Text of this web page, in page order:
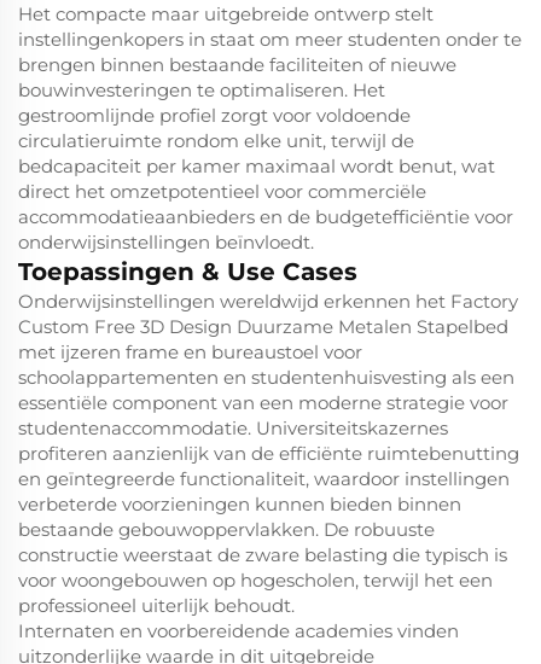
Het compacte maar uitgebreide ontwerp stelt
instellingenkopers in staat om meer studenten onder te
brengen binnen bestaande faciliteiten of nieuwe
bouwinvesteringen te optimaliseren. Het
gestroomlijnde profiel zorgt voor voldoende
circulatieruimte rondom elke unit, terwijl de
bedcapaciteit per kamer maximaal wordt benut, wat
direct het omzetpotentieel voor commerciële
accommodatieaanbieders en de budgetefficiëntie voor
onderwijsinstellingen beïnvloedt.
Toepassingen & Use Cases
Onderwijsinstellingen wereldwijd erkennen het Factory
Custom Free 3D Design Duurzame Metalen Stapelbed
met ijzeren frame en bureaustoel voor
schoolappartementen en studentenhuisvesting als een
essentiële component van een moderne strategie voor
studentenaccommodatie. Universiteitskazernes
profiteren aanzienlijk van de efficiënte ruimtebenutting
en geïntegreerde functionaliteit, waardoor instellingen
verbeterde voorzieningen kunnen bieden binnen
bestaande gebouwoppervlakken. De robuuste
constructie weerstaat de zware belasting die typisch is
voor woongebouwen op hogescholen, terwijl het een
professioneel uiterlijk behoudt.
Internaten en voorbereidende academies vinden
uitzonderlijke waarde in dit uitgebreide